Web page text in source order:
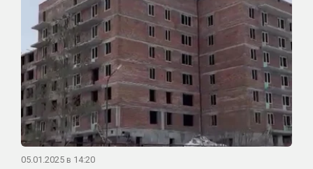
05.01.2025 в 14:20